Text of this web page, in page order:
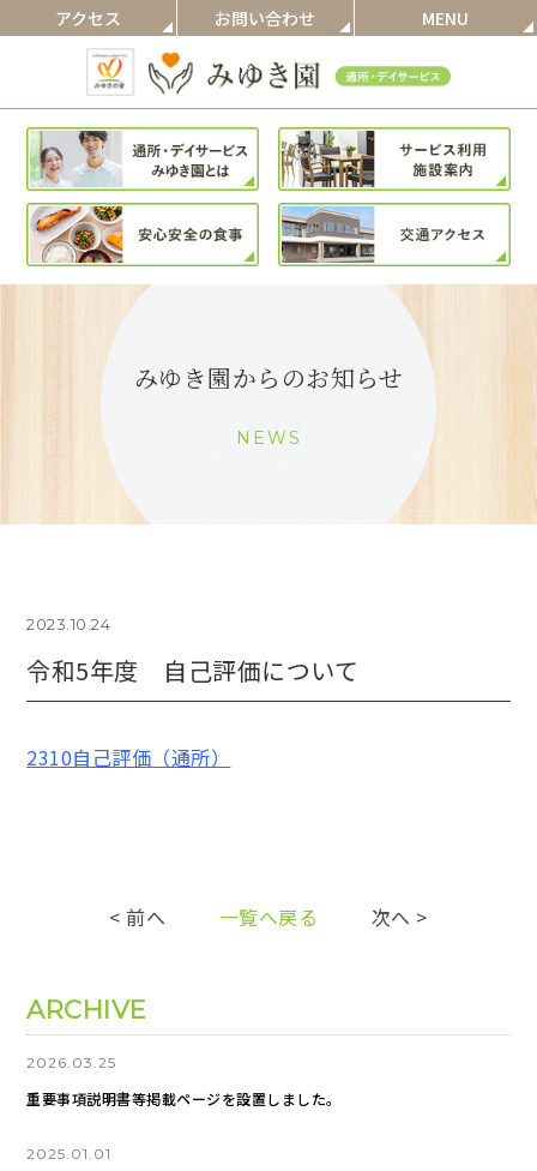
アクセス お問い合わせ MENU
みゆき園からのお知らせ
NEWS
2023.10.24
令和5年度 自己評価について
2310自己評価（通所）
< 前へ 一覧へ戻る 次へ >
ARCHIVE
2026.03.25
重要事項説明書等掲載ページを設置しました。
2025.01.01